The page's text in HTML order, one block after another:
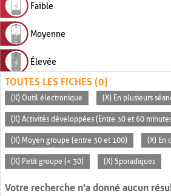
Faible
Moyenne
Élevée
TOUTES LES FICHES (0)
(X) Outil électronique (X) En plusieurs
(X) Activités développées (Entre 30 et 60
(X) Moyen groupe (entre 30 et 100) (X) En
(X) Petit groupe (< 30) (X) Sporadiques
Votre recherche n'a donné aucun